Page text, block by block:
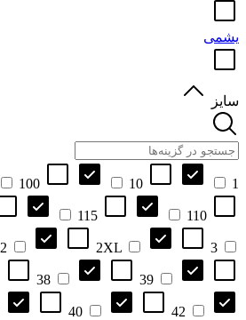
یشمی
سایز
1
10
100
110
115
2 2XL 3
38 39
40 42